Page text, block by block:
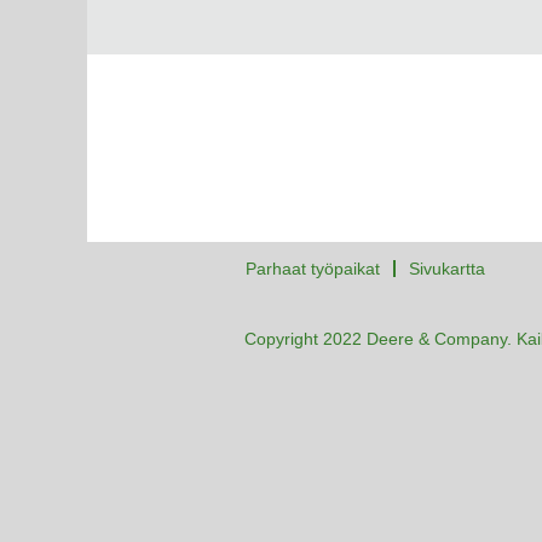
Parhaat työpaikat Sivukartta
Copyright 2022 Deere & Company.